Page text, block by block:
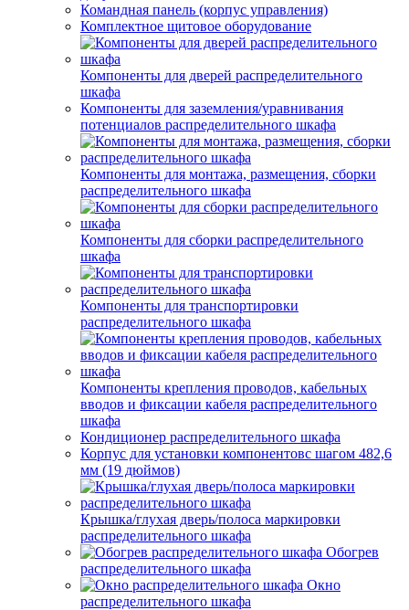
Командная панель (корпус управления)
Комплектное щитовое оборудование
Компоненты для дверей распределительного
шкафа
Компоненты для заземления/уравнивания
потенциалов распределительного шкафа
Компоненты для монтажа, размещения, сборки
распределительного шкафа
Компоненты для сборки распределительного
шкафа
Компоненты для транспортировки
распределительного шкафа
Компоненты крепления проводов, кабельных
вводов и фиксации кабеля распределительного
шкафа
Кондиционер распределительного шкафа
Корпус для установки компонентовс шагом 482,6
мм (19 дюймов)
Крышка/глухая дверь/полоса маркировки
распределительного шкафа
Обогрев
распределительного шкафа
Окно
распределительного шкафа